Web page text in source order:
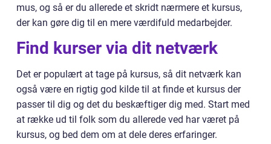
mus, og så er du allerede et skridt nærmere et kursus,
der kan gøre dig til en mere værdifuld medarbejder.
Find kurser via dit netværk
Det er populært at tage på kursus, så dit netværk kan
også være en rigtig god kilde til at finde et kursus der
passer til dig og det du beskæftiger dig med. Start med
at række ud til folk som du allerede ved har været på
kursus, og bed dem om at dele deres erfaringer.